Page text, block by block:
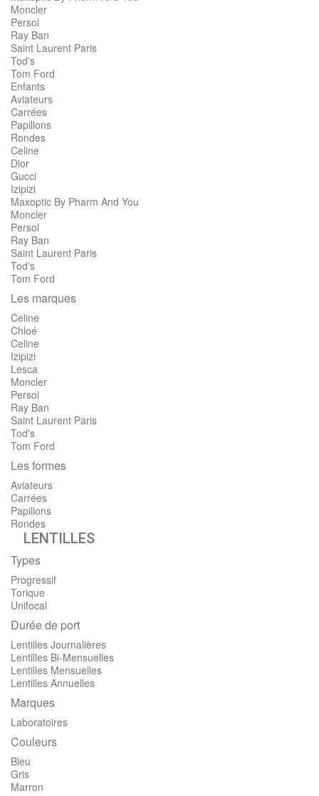
Moncler
Persol
Ray Ban
Saint Laurent Paris
Tod's
Tom Ford
Enfants
Aviateurs
Carrées
Papillons
Rondes
Celine
Dior
Gucci
Izipizi
Maxoptic By Pharm And You
Moncler
Persol
Ray Ban
Saint Laurent Paris
Tod's
Tom Ford
Les marques
Celine
Chloé
Celine
Izipizi
Lesca
Moncler
Persol
Ray Ban
Saint Laurent Paris
Tod's
Tom Ford
Les formes
Aviateurs
Carrées
Papillons
Rondes
LENTILLES
Types
Progressif
Torique
Unifocal
Durée de port
Lentilles Journalières
Lentilles Bi-Mensuelles
Lentilles Mensuelles
Lentilles Annuelles
Marques
Laboratoires
Couleurs
Bleu
Gris
Marron